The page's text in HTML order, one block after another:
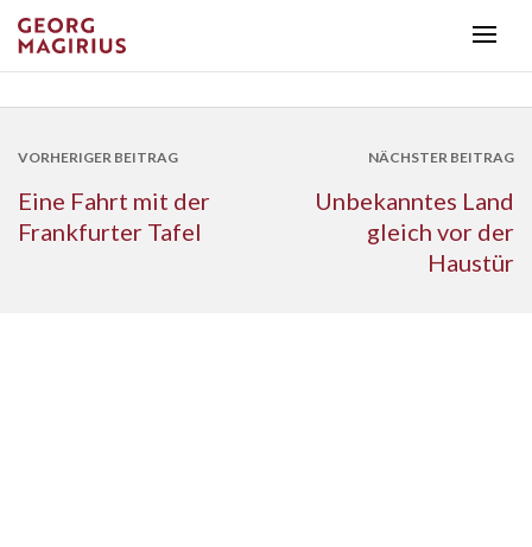
VORHERIGER BEITRAG
Eine Fahrt mit der
Frankfurter Tafel
NÄCHSTER BEITRAG
Unbekanntes Land
gleich vor der
Haustür